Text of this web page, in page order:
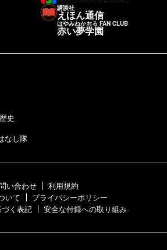
講談社
えほん通信
はやみねかおる FAN CLUB
赤い夢学園
史
なし隊
い合わせ
利用規約
いて
プライバシーポリシー
く表記
安全な付録への取り組み